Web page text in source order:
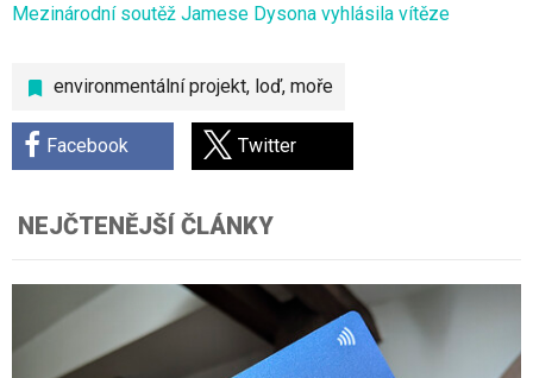
environmentální projekt, loď, moře
Facebook Twitter
Mezinárodní soutěž Jamese Dysona vyhlásila vítěze
NEJČTENĚJŠÍ ČLÁNKY